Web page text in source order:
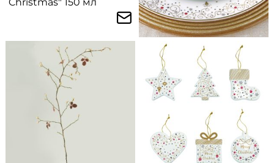
Christmas" 150 мл